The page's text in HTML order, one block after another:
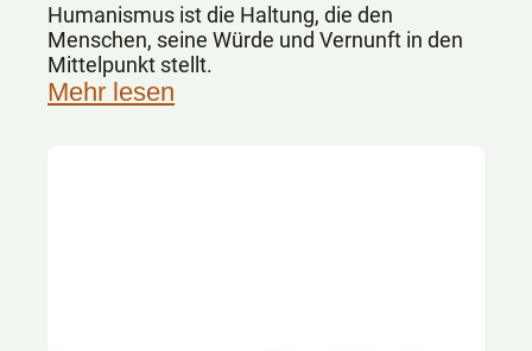
Humanismus ist die Haltung, die den
Menschen, seine Würde und Vernunft in den
Mittelpunkt stellt.
Mehr lesen